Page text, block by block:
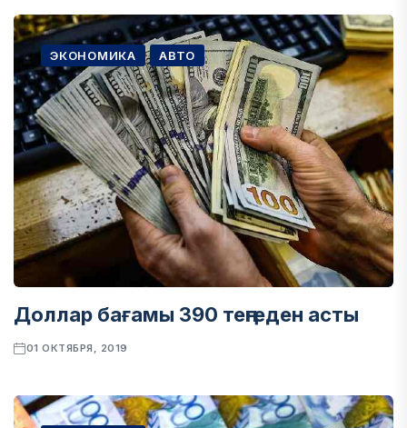
ЭКОНОМИКА АВТО
Доллар бағамы 390 теңгеден асты
01 ОКТЯБРЯ, 2019